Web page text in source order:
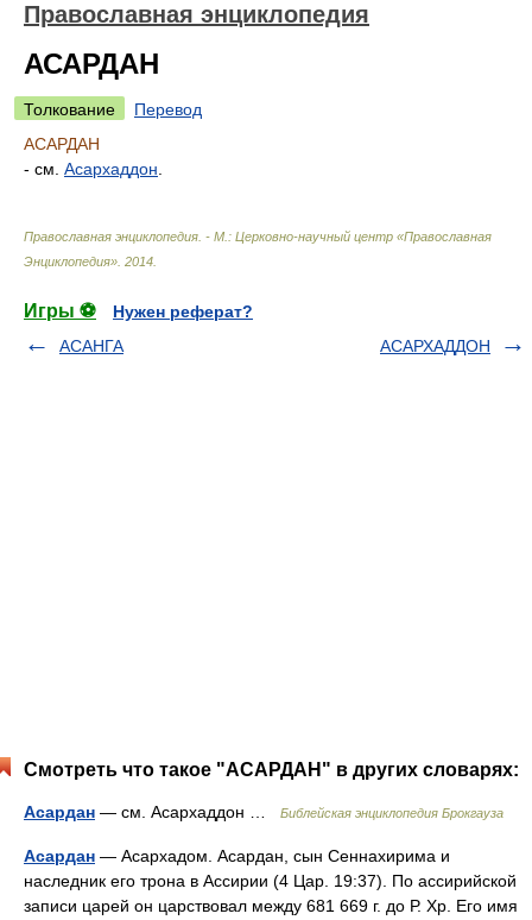
Православная энциклопедия
АСАРДАН
Толкование
Перевод
АСАРДАН
- см. Асархаддон
Православная энциклопедия. - М.: Церковно-научный центр «Православная
Энциклопедия» 2014
Игры ⚽
Нужен реферат?
АСАНГА
АСАРХАДДОН
Смотреть что такое "АСАРДАН" в других словарях:
Асардан — см. Асархаддон … Библейская энциклопедия Брокгауза
Асардан — Асархадом. Асардан, сын Сеннахирима и
наследник его трона в Ассирии (4 Цар. 19:37). По ассирийской
записи царей он царствовал между 681 669 г. до Р. Хр. Его имя